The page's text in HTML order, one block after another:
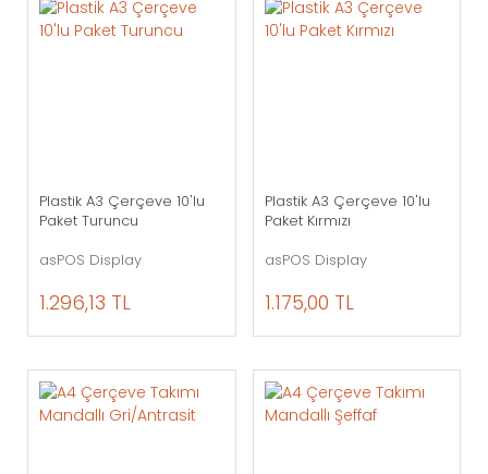
Plastik A3 Çerçeve 10'lu
Paket Turuncu
asPOS Display
1.296,13 TL
Plastik A3 Çerçeve 10'lu
Paket Kırmızı
asPOS Display
1.175,00 TL